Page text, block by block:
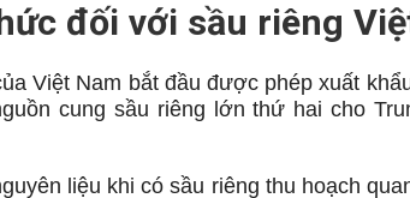
đối với sầu riêng
Việt Nam bắt đầu được phép xuất
cung sầu riêng lớn thứ hai cho
liệu khi có sầu riêng thu hoạch